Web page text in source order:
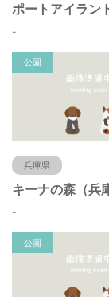
-
公園
兵庫県
-
公園